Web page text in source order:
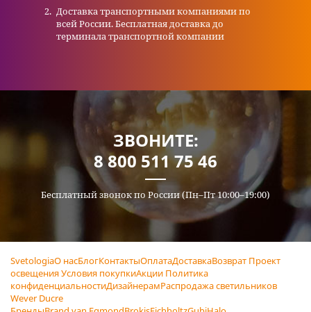
Доставка транспортными компаниями по
всей России. Бесплатная доставка до
терминала транспортной компании
ЗВОНИТЕ:
8 800 511 75 46
Бесплатный звонок по России (Пн–Пт 10:00–19:00)
SvetologiaО насБлогКонтактыОплатаДоставкаВозврат Проект
освещенияУсловия покупкиАкции Политика
конфиденциальностиДизайнерамРаспродажа светильников
Wever Ducre